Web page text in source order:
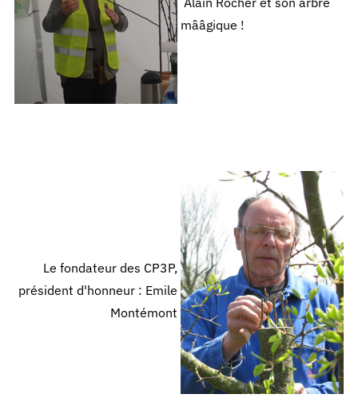
mââgique !
Le fondateur des CP3P,
président d'honneur : Emile
Montémont